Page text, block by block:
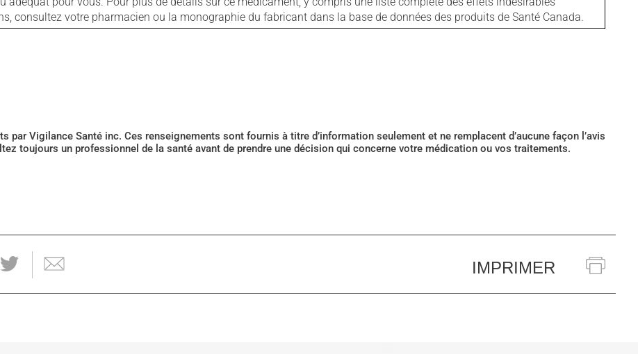
consultez votre pharmacien ou la monographie du fabricant dans la base de données des produits de Santé Canada.
Vigilance Santé inc. Ces renseignements sont fournis à titre d’information seulement et ne remplacent d’aucune façon l’avis
toujours un professionnel de la santé avant de prendre une décision qui concerne votre médication ou vos traitements.
IMPRIMER